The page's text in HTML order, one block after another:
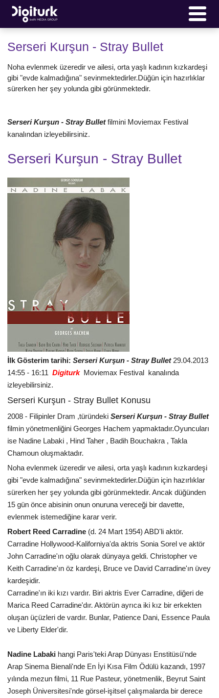
Serseri Kurşun - Stray Bullet
Noha evlenmek üzeredir ve ailesi, orta yaşlı kadının kızkardeşi
gibi "evde kalmadığına" sevinmektedirler.Düğün için hazırlıklar
sürerken her şey yolunda gibi görünmektedir.
Serseri Kurşun - Stray Bulletfilmini Moviemax Festival
kanalından izleyebilirsiniz.
Serseri Kurşun - Stray Bullet
İlk Gösterim tarihi: Serseri Kurşun - Stray Bullet 29.04.2013
14:55 - 16:11 DigiturkMoviemax Festival kanalında
izleyebilirsiniz.
Serseri Kurşun - Stray Bullet Konusu
2008 - Filipinler Dram ,türündeki Serseri Kurşun - Stray Bullet
filmin yönetmenliğini Georges Hachem yapmaktadır.Oyuncuları
ise Nadine Labaki , Hind Taher , Badih Bouchakra , Takla
Chamoun oluşmaktadır.
Noha evlenmek üzeredir ve ailesi, orta yaşlı kadının kızkardeşi
gibi "evde kalmadığına" sevinmektedirler.Düğün için hazırlıklar
sürerken her şey yolunda gibi görünmektedir. Ancak düğünden
15 gün önce abisinin onun onuruna vereceği bir davette,
evlenmek istemediğine karar verir.
Robert Reed Carradine (d. 24 Mart 1954) ABD'li aktör.
Carradine Hollywood-Kaliforniya'da aktris Sonia Sorel ve aktör
John Carradine'ın oğlu olarak dünyaya geldi. Christopher ve
Keith Carradine'ın öz kardeşi, Bruce ve David Carradine'ın üvey
kardeşidir.
Carradine'ın iki kızı vardır. Biri aktris Ever Carradine, diğeri de
Marica Reed Carradine'dır. Aktörün ayrıca iki kız bir erkekten
oluşan üçüzleri de vardır. Bunlar, Patience Dani, Essence Paula
ve Liberty Elder'dir.
Nadine Labaki hangi Paris'teki Arap Dünyası Enstitüsü'nde
Arap Sinema Bienali'nde En İyi Kısa Film Ödülü kazandı, 1997
yılında mezun filmi, 11 Rue Pasteur, yönetmenlik, Beyrut Saint
Joseph Üniversitesi'nde görsel-işitsel çalışmalarda bir derece